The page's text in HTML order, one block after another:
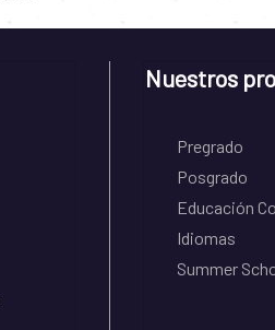
Nuestros
Pregrado
Posgrado
Educación
Idiomas
Summer